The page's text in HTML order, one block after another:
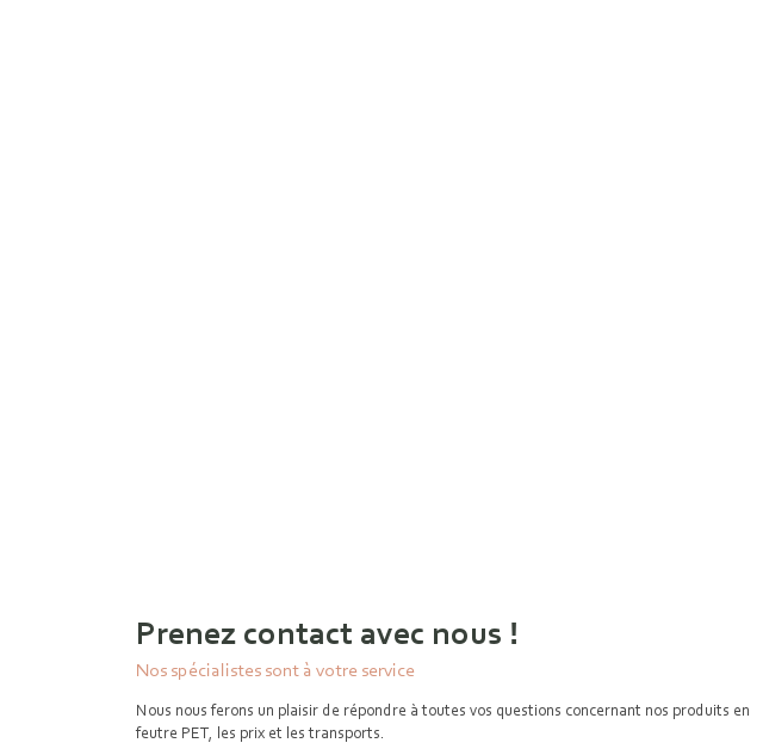
Prenez contact avec nous !
Nos spécialistes sont à votre service
Nous nous ferons un plaisir de répondre à toutes vos questions concernant nos produits en
feutre PET, les prix et les transports.